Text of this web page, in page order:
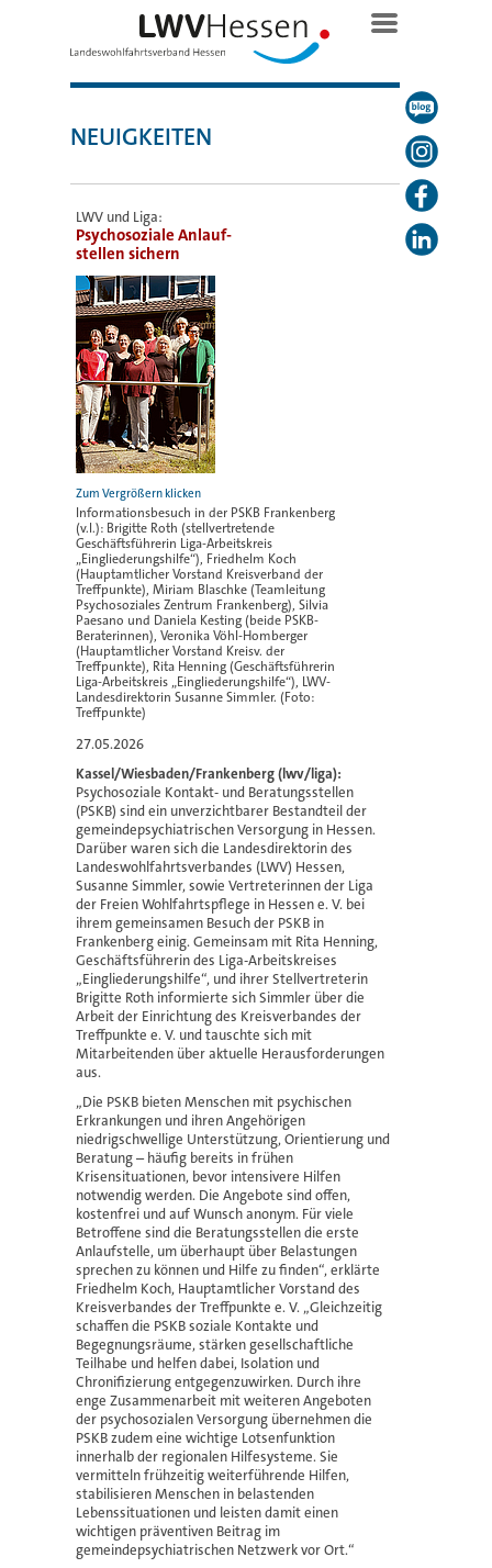
NEUIGKEITEN
LWV und Liga:
Psychosoziale Anlauf-
stellen sichern
Informationsbesuch in der PSKB Frankenberg
(v.l.): Brigitte Roth (stellvertretende
Geschäftsführerin Liga-Arbeitskreis
„Eingliederungshilfe“), Friedhelm Koch
(Hauptamtlicher Vorstand Kreisverband der
Treffpunkte), Miriam Blaschke (Teamleitung
Psychosoziales Zentrum Frankenberg), Silvia
Paesano und Daniela Kesting (beide PSKB-
Beraterinnen), Veronika Vöhl-Homberger
(Hauptamtlicher Vorstand Kreisv. der
Treffpunkte), Rita Henning (Geschäftsführerin
Liga-Arbeitskreis „Eingliederungshilfe“), LWV-
Landesdirektorin Susanne Simmler. (Foto:
Treffpunkte)
27.05.2026
Kassel/Wiesbaden/Frankenberg (lwv/liga):
Psychosoziale Kontakt- und Beratungsstellen
(PSKB) sind ein unverzichtbarer Bestandteil der
gemeindepsychiatrischen Versorgung in Hessen.
Darüber waren sich die Landesdirektorin des
Landeswohlfahrtsverbandes (LWV) Hessen,
Susanne Simmler, sowie Vertreterinnen der Liga
der Freien Wohlfahrtspflege in Hessen e. V. bei
ihrem gemeinsamen Besuch der PSKB in
Frankenberg einig. Gemeinsam mit Rita Henning,
Geschäftsführerin des Liga-Arbeitskreises
„Eingliederungshilfe“, und ihrer Stellvertreterin
Brigitte Roth informierte sich Simmler über die
Arbeit der Einrichtung des Kreisverbandes der
Treffpunkte e. V. und tauschte sich mit
Mitarbeitenden über aktuelle Herausforderungen
aus.
„Die PSKB bieten Menschen mit psychischen
Erkrankungen und ihren Angehörigen
niedrigschwellige Unterstützung, Orientierung und
Beratung – häufig bereits in frühen
Krisensituationen, bevor intensivere Hilfen
notwendig werden. Die Angebote sind offen,
kostenfrei und auf Wunsch anonym. Für viele
Betroffene sind die Beratungsstellen die erste
Anlaufstelle, um überhaupt über Belastungen
sprechen zu können und Hilfe zu finden“, erklärte
Friedhelm Koch, Hauptamtlicher Vorstand des
Kreisverbandes der Treffpunkte e. V. „Gleichzeitig
schaffen die PSKB soziale Kontakte und
Begegnungsräume, stärken gesellschaftliche
Teilhabe und helfen dabei, Isolation und
Chronifizierung entgegenzuwirken. Durch ihre
enge Zusammenarbeit mit weiteren Angeboten
der psychosozialen Versorgung übernehmen die
PSKB zudem eine wichtige Lotsenfunktion
innerhalb der regionalen Hilfesysteme. Sie
vermitteln frühzeitig weiterführende Hilfen,
stabilisieren Menschen in belastenden
Lebenssituationen und leisten damit einen
wichtigen präventiven Beitrag im
gemeindepsychiatrischen Netzwerk vor Ort.“